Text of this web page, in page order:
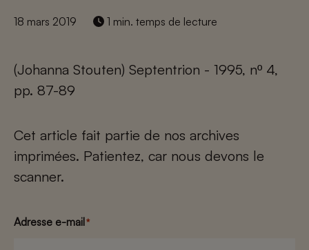
18 mars 2019 1 min. temps de lecture
(Johanna Stouten) Septentrion - 1995, nº 4,
pp. 87-89
Cet article fait partie de nos archives
imprimées. Patientez, car nous devons le
scanner.
Adresse e-mail*